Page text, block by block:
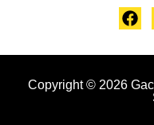
Copyright © 2026